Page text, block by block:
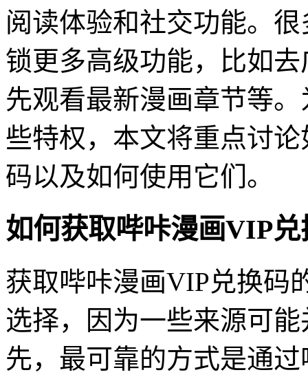
阅读体验和社交功能。
锁更多高级功能，比如
先观看最新漫画章节等
些特权，本文将重点讨
码以及如何使用它们。
如何获取哔咔漫画VIP兑
获取哔咔漫画VIP兑换码
选择，因为一些来源可
先，最可靠的方式是通